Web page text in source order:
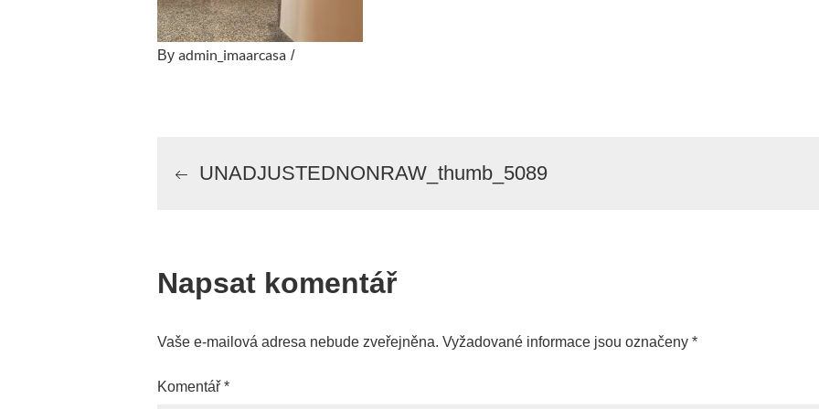
By admin_imaarcasa
Navigace
UNADJUSTEDNONRAW_thumb_5089
Napsat komentář
Vaše e-mailová adresa nebude zveřejněna. Vyžadované informace jsou označeny *
Komentář *